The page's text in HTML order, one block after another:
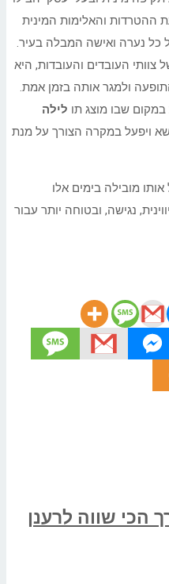
ההטרדות והאלימות המינית
כל נערה ואישה המבלה בעיר.
העובדים והעובדות, היא
ולמגר אותה בזמן אמת.
שבו מוצג תו לילה
ויפעל במקרה הצורך על מנת
מובילה בימים אלו
נגישה, ובטוחה יותר עבור
הכי שווה לרענן